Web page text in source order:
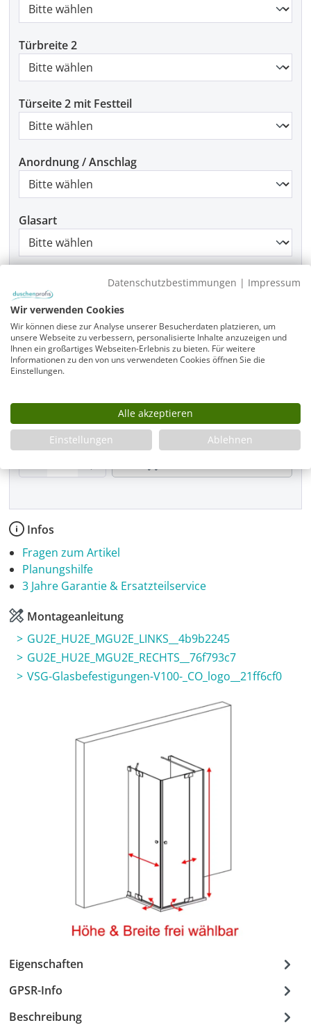
Türbreite 2
Türseite 2 mit Festteil
Anordnung / Anschlag
Glasart
Beschlagfarbe
Infos
Fragen zum Artikel
Planungshilfe
3 Jahre Garantie & Ersatzteilservice
Montageanleitung
GU2E_HU2E_MGU2E_LINKS__4b9b2245
GU2E_HU2E_MGU2E_RECHTS__76f793c7
VSG-Glasbefestigungen-V100-_CO_logo__21ff6cf0
Eigenschaften
GPSR-Info
Beschreibung
Datenschutzbestimmungen | Impressum
Wir verwenden Cookies
Wir können diese zur Analyse unserer Besucherdaten platzieren, um
unsere Webseite zu verbessern, personalisierte Inhalte anzuzeigen und
Ihnen ein großartiges Webseiten-Erlebnis zu bieten. Für weitere
Informationen zu den von uns verwendeten Cookies öffnen Sie die
Einstellungen.
Alle akzeptieren
Einstellungen
Ablehnen